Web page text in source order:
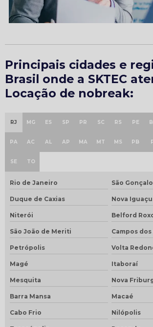
Principais cidades e
Brasil onde a SKTEC
Locação de nobreak:
RJ MG ES SP PR SC RS PE
PA AC AL AP MA MT MS PB
SE TO
Rio de Janeiro São Gonçalo
Duque de Caxias Nova Iguaçu
Niterói Belford
São João de Meriti Campos
Petrópolis Volta
Magé Itaboraí
Mesquita Nova
Barra Mansa Macaé
Cabo Frio Nilópolis